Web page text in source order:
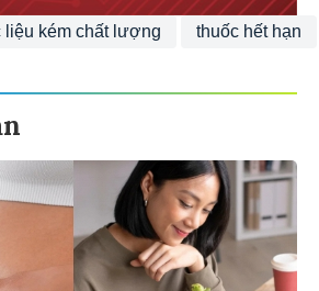
liệu kém chất lượng thuốc hết hạn